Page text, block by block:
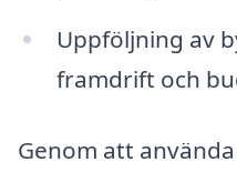
Uppföljning av
framdrift och
Genom att